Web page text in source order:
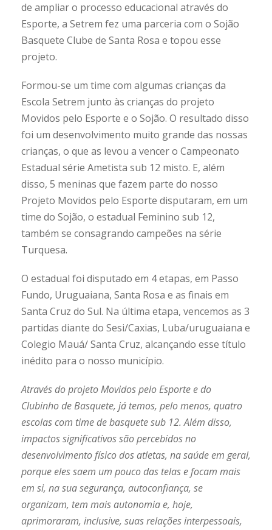
de ampliar o processo educacional através do
Esporte, a Setrem fez uma parceria com o Sojão
Basquete Clube de Santa Rosa e topou esse
projeto.
Formou-se um time com algumas crianças da
Escola Setrem junto às crianças do projeto
Movidos pelo Esporte e o Sojão. O resultado disso
foi um desenvolvimento muito grande das nossas
crianças, o que as levou a vencer o Campeonato
Estadual série Ametista sub 12 misto. E, além
disso, 5 meninas que fazem parte do nosso
Projeto Movidos pelo Esporte disputaram, em um
time do Sojão, o estadual Feminino sub 12,
também se consagrando campeões na série
Turquesa.
O estadual foi disputado em 4 etapas, em Passo
Fundo, Uruguaiana, Santa Rosa e as finais em
Santa Cruz do Sul. Na última etapa, vencemos as 3
partidas diante do Sesi/Caxias, Luba/uruguaiana e
Colegio Mauá/ Santa Cruz, alcançando esse título
inédito para o nosso município.
Através do projeto Movidos pelo Esporte e do
Clubinho de Basquete, já temos, pelo menos, quatro
escolas com time de basquete sub 12. Além disso,
impactos significativos são percebidos no
desenvolvimento físico dos atletas, na saúde em geral,
porque eles saem um pouco das telas e focam mais
em si, na sua segurança, autoconfiança, se
organizam, tem mais autonomia e, hoje,
aprimoraram, inclusive, suas relações interpessoais,